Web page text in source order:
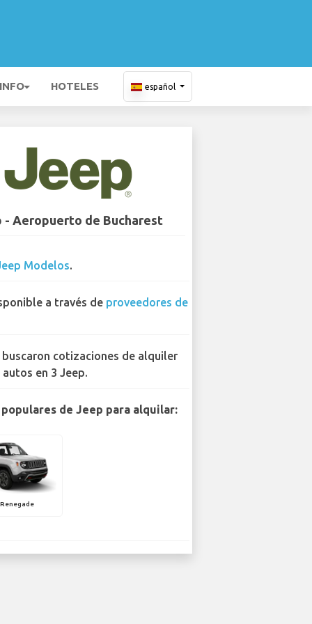
HOTELES español
- Aeropuerto de Bucharest
Modelos.
a través de proveedores de
buscaron cotizaciones de alquiler
autos en 3 Jeep.
de Jeep para alquilar: